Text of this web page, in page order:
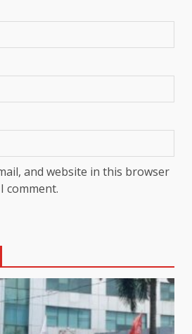
and website in this browser
comment.